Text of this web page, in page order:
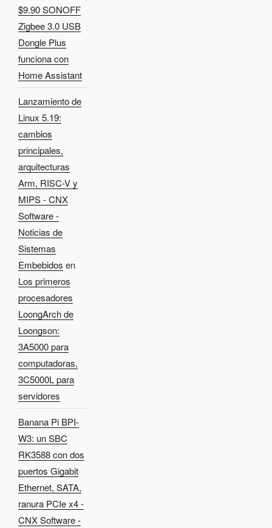
$9.90 SONOFF
Zigbee 3.0 USB
Dongle Plus
funciona con
Home Assistant
Lanzamiento de
Linux 5.19:
cambios
principales,
arquitecturas
Arm, RISC-V y
MIPS - CNX
Software -
Noticias de
Sistemas
Embebidos en
Los primeros
procesadores
LoongArch de
Loongson:
3A5000 para
computadoras,
3C5000L para
servidores
Banana Pi BPI-
W3: un SBC
RK3588 con dos
puertos Gigabit
Ethernet, SATA,
ranura PCIe x4 -
CNX Software -